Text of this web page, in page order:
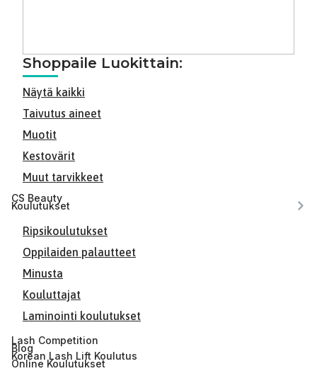
Shoppaile Luokittain:
Näytä kaikki
Taivutus aineet
Muotit
Kestovärit
Muut tarvikkeet
CS Beauty
Koulutukset
Ripsikoulutukset
Oppilaiden palautteet
Minusta
Kouluttajat
Laminointi koulutukset
Lash Competition
Blog
Korean Lash Lift Koulutus
Online Koulutukset